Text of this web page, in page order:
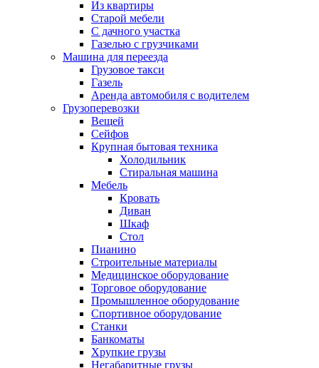
Из квартиры
Старой мебели
С дачного участка
Газелью с грузчиками
Машина для переезда
Грузовое такси
Газель
Аренда автомобиля с водителем
Грузоперевозки
Вещей
Сейфов
Крупная бытовая техника
Холодильник
Стиральная машина
Мебель
Кровать
Диван
Шкаф
Стол
Пианино
Строительные материалы
Медицинское оборудование
Торговое оборудование
Промышленное оборудование
Спортивное оборудование
Станки
Банкоматы
Хрупкие грузы
Негабаритные грузы